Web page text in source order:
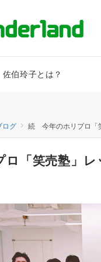
佐伯玲子とは？
ログ 続 今年のホリプロ「
「笑売塾」レ